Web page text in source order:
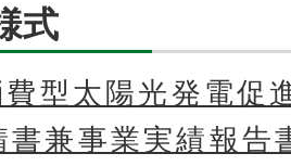
式
型太陽光発電促
書兼事業実績報告